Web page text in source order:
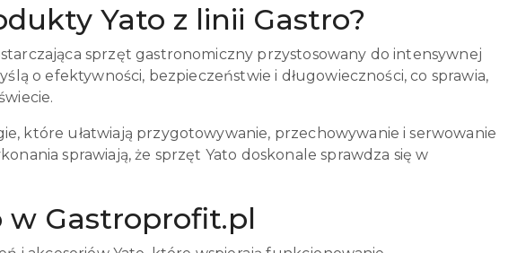
Yato z linii Gastro?
sprzęt gastronomiczny przystosowany do intensywnej
o efektywności, bezpieczeństwie i długowieczności, co sprawia,
które ułatwiają przygotowywanie, przechowywanie i serwowanie
sprawiają, że sprzęt Yato doskonale sprawdza się w
w Gastroprofit.pl